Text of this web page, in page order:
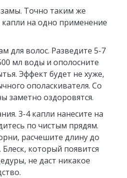
Точно таким же
капли на одно применение
для волос. Разведите 5-7
мл воды и ополосните
Эффект будет не хуже,
ополаскивателя. Со
заметно оздоровятся.
3-4 капли нанесите на
по чистым прядям.
расчешите длину до
который появится
не даст никакое